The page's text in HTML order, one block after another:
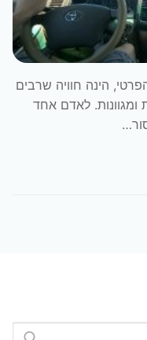
הינה חוויה שרבים
ומגוונות. לאדם אחד